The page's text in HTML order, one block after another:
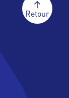
Retour